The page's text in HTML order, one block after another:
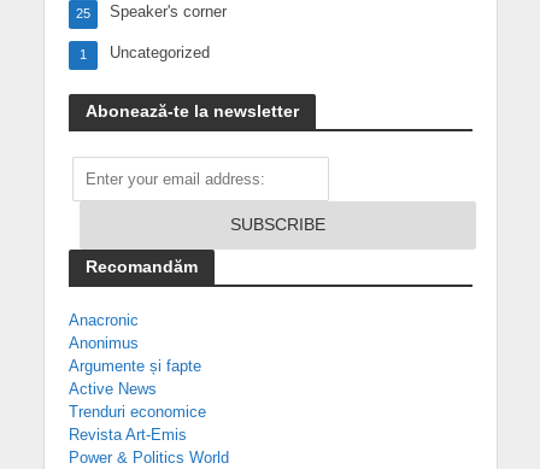
Speaker's corner
25
Uncategorized
1
Abonează-te la newsletter
Recomandăm
Anacronic
Anonimus
Argumente și fapte
Active News
Trenduri economice
Revista Art-Emis
Power & Politics World